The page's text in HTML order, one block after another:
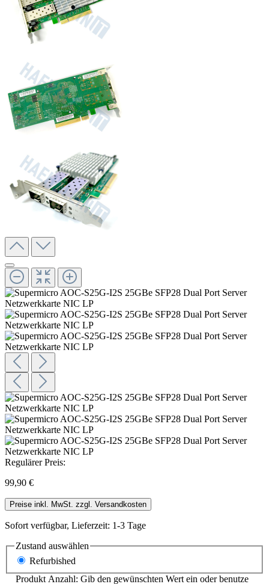
Regulärer Preis:
99,90 €
Preise inkl. MwSt. zzgl. Versandkosten
Sofort verfügbar, Lieferzeit: 1-3 Tage
Zustand auswählen
Refurbished
Produkt Anzahl: Gib den gewünschten Wert ein oder benutze